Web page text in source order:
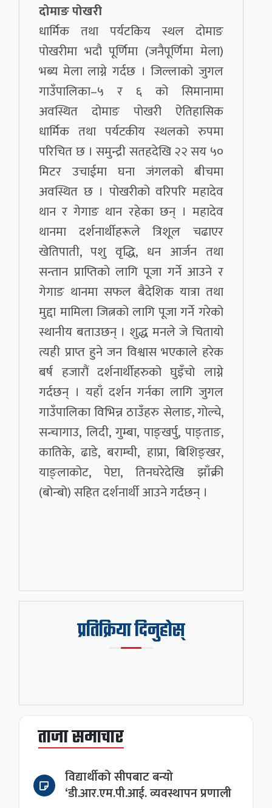
दोमाङ पोखरी
धार्मिक तथा पर्यटकिय स्थल दोमाङ
पोखरीमा भदौ पूर्णिमा (जनैपूर्णिमा मेला)
भब्य मेला लाग्ने गर्दछ । जिल्लाको जुगल
गाउँपालिका–५ र ६ को सिमानामा
अवस्थित दोमाङ पोखरी ऐतिहासिक
धार्मिक तथा पर्यटकीय स्थलको रुपमा
परिचित छ । समुन्द्री सतहदेखि २२ सय ५०
मिटर उचाईमा घना जंगलको बीचमा
अवस्थित छ । पोखरीको वरिपरि महादेव
थान र गेगाङ थान रहेका छन् । महादेव
थानमा दर्शनार्थीहरूले त्रिशूल चढाएर
खेतिपाती, पशु वृद्धि, धन आर्जन तथा
सन्तान प्राप्तिको लागि पूजा गर्ने आउने र
गेगाङ थानमा सफल बैदेशिक यात्रा तथा
मुद्दा मामिला जित्नको लागि पूजा गर्ने गरेको
स्थानीय बताउछन् । शुद्ध मनले जे चितायो
त्यही प्राप्त हुने जन विश्वास भएकाले हरेक
बर्ष हजारौं दर्शनार्थीहरुको घुइँचो लाग्ने
गर्दछन् । यहाँ दर्शन गर्नका लागि जुगल
गाउँपालिका विभिन्न ठाउँहरु सेलाङ, गोल्चे,
सन्चागाउ, लिदी, गुम्बा, पाङ्खर्पु, पाङ्ताङ,
कातिके, ढाडे, बराम्ची, हाप्रा, बिशिङ्खर,
याङ्लाकोट, पेप्टा, तिनघरेदेखि झाँक्री
(बोन्बो) सहित दर्शनार्थी आउने गर्दछन् ।
प्रतिक्रिया दिनुहोस्
ताजा समाचार
विद्यार्थीको सीपबाट बन्यो
‘डी.आर.एम.पी.आई. व्यवस्थापन प्रणाली